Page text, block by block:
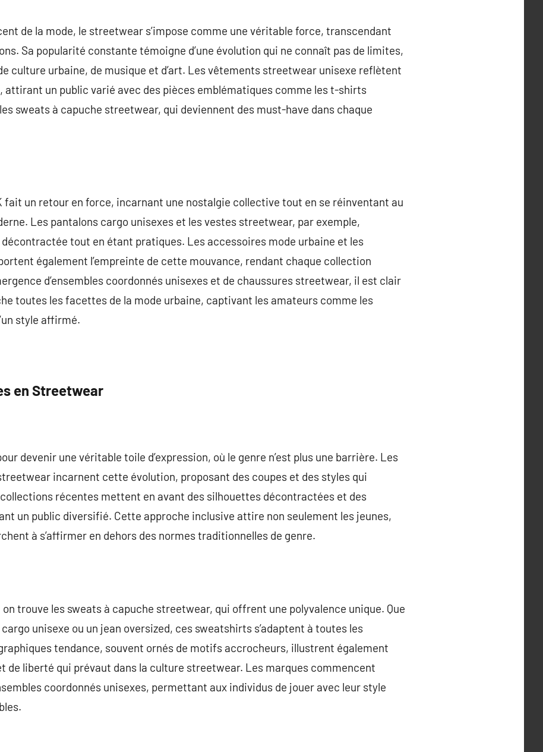
de la mode, le streetwear s’impose comme une véritable force, transcendant
Sa popularité constante témoigne d’une évolution qui ne connaît pas de limites,
culture urbaine, de musique et d’art. Les vêtements streetwear unisexe reflètent
attirant un public varié avec des pièces emblématiques comme les t-shirts
sweats à capuche streetwear, qui deviennent des must-have dans chaque
fait un retour en force, incarnant une nostalgie collective tout en se réinventant au
Les pantalons cargo unisexes et les vestes streetwear, par exemple,
tout en étant pratiques. Les accessoires mode urbaine et les
également l’empreinte de cette mouvance, rendant chaque collection
d’ensembles coordonnés unisexes et de chaussures streetwear, il est clair
toutes les facettes de la mode urbaine, captivant les amateurs comme les
style affirmé.
en Streetwear
devenir une véritable toile d’expression, où le genre n’est plus une barrière. Les
incarnent cette évolution, proposant des coupes et des styles qui
récentes mettent en avant des silhouettes décontractées et des
un public diversifié. Cette approche inclusive attire non seulement les jeunes,
à s’affirmer en dehors des normes traditionnelles de genre.
trouve les sweats à capuche streetwear, qui offrent une polyvalence unique. Que
unisexe ou un jean oversized, ces sweatshirts s’adaptent à toutes les
tendance, souvent ornés de motifs accrocheurs, illustrent également
de liberté qui prévaut dans la culture streetwear. Les marques commencent
coordonnés unisexes, permettant aux individus de jouer avec leur style